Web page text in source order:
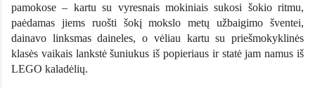
pamokose – kartu su vyresnais mokiniais sukosi šokio ritmu,
paėdamas jiems ruošti šokį mokslo metų užbaigimo šventei,
dainavo linksmas daineles, o vėliau kartu su priešmokyklinės
klasės vaikais lankstė šuniukus iš popieriaus ir statė jam namus iš
LEGO kaladėlių.